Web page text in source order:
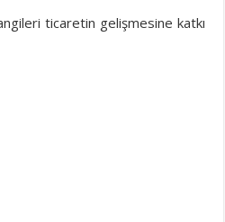
ticaretin gelişmesine katkı